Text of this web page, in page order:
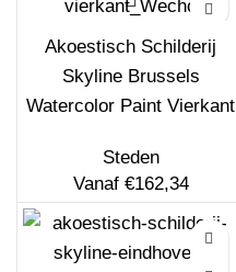
Akoestisch Schilderij
Skyline Brussels
Watercolor Paint Vierkant
Steden
Vanaf €162,34